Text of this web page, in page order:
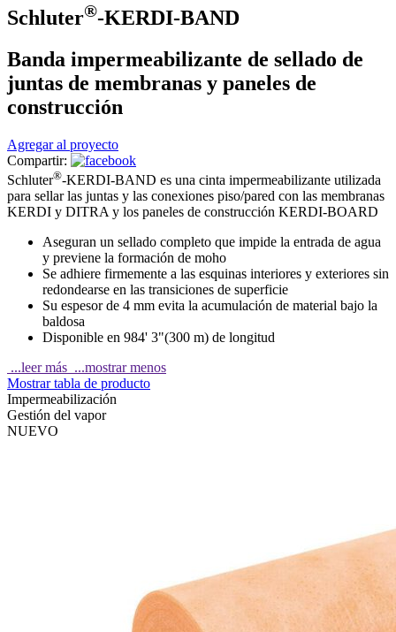
Schluter®-KERDI-BAND
Banda impermeabilizante de sellado de
juntas de membranas y paneles de
construcción
Agregar al proyecto
Compartir:
Schluter®-KERDI-BAND es una cinta impermeabilizante utilizada
para sellar las juntas y las conexiones piso/pared con las membranas
KERDI y DITRA y los paneles de construcción KERDI-BOARD
Aseguran un sellado completo que impide la entrada de agua
y previene la formación de moho
Se adhiere firmemente a las esquinas interiores y exteriores sin
redondearse en las transiciones de superficie
Su espesor de 4 mm evita la acumulación de material bajo la
baldosa
Disponible en 984' 3"(300 m) de longitud
...leer más ...mostrar menos
Mostrar tabla de producto
Impermeabilización
Gestión del vapor
NUEVO